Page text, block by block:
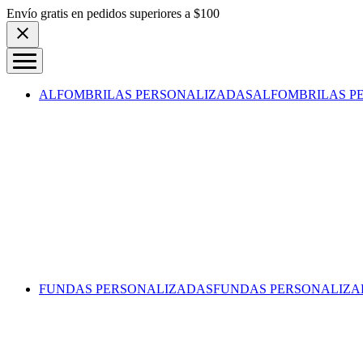
Skip to content
Envío gratis en pedidos superiores a $100
ALFOMBRILAS PERSONALIZADASALFOMBRILAS
FUNDAS PERSONALIZADASFUNDAS